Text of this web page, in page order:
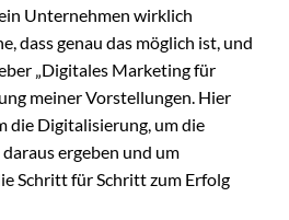
Unternehmen wirklich
dass genau das möglich ist, und
„Digitales Marketing für
meiner Vorstellungen. Hier
die Digitalisierung, um die
ergeben und um
Schritt für Schritt zum Erfolg